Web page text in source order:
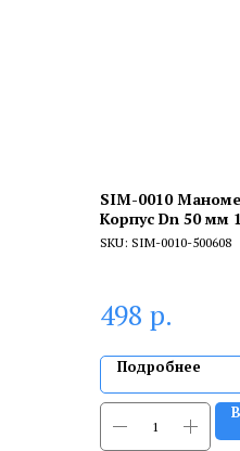
SIM-0010
Корпус Dn 50 мм
SKU: SIM-0010-500608
498 р.
Подробнее